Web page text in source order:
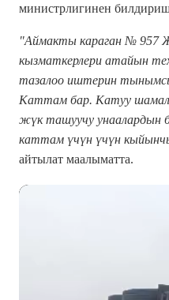
министрлигинен
"Аймакты караган № 957
кызматкерлери атайын
тазалоо иштерин
Каттам бар. Катуу
жүк ташуучу унаалардын
каттам үчүн үчүн
айтылат маалыматта.